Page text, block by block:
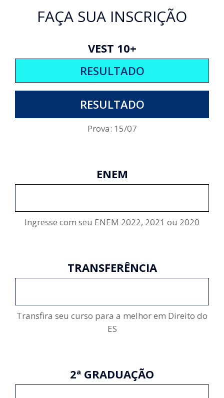
FAÇA SUA INSCRIÇÃO
VEST 10+
RESULTADO
RESULTADO
Prova: 15/07
ENEM
Ingresse com seu ENEM 2022, 2021 ou 2020
TRANSFERÊNCIA
Transfira seu curso para a melhor em Direito do
ES
2ª GRADUAÇÃO